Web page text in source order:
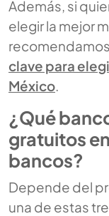
Además, si
elegir la mejor
clave para
México
¿Qué
gratuitos
bancos?
Depende del
una de estas